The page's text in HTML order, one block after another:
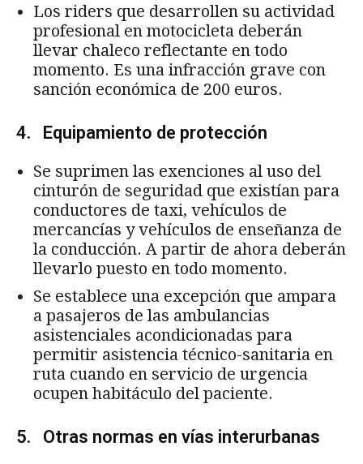
Los riders que desarrollen su actividad
profesional en motocicleta deberán
llevar chaleco reflectante en todo
momento. Es una infracción grave con
sanción económica de 200 euros.
4. Equipamiento de protección
Se suprimen las exenciones al uso del
cinturón de seguridad que existían para
conductores de taxi, vehículos de
mercancías y vehículos de enseñanza de
la conducción. A partir de ahora deberán
llevarlo puesto en todo momento.
Se establece una excepción que ampara
a pasajeros de las ambulancias
asistenciales acondicionadas para
permitir asistencia técnico-sanitaria en
ruta cuando en servicio de urgencia
ocupen habitáculo del paciente.
5. Otras normas en vías interurbanas